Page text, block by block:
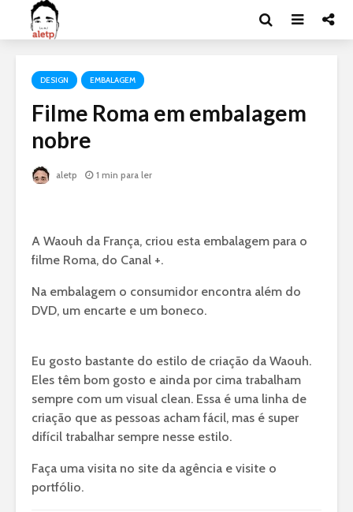
DESIGN EMBALAGEM
Filme Roma em embalagem
nobre
aletp 1 min para ler
A Waouh da França, criou esta embalagem para o
filme Roma, do Canal +.
Na embalagem o consumidor encontra além do
DVD, um encarte e um boneco.
Eu gosto bastante do estilo de criação da Waouh.
Eles têm bom gosto e ainda por cima trabalham
sempre com um visual clean. Essa é uma linha de
criação que as pessoas acham fácil, mas é super
difícil trabalhar sempre nesse estilo.
Faça uma visita no site da agência e visite o
portfólio.